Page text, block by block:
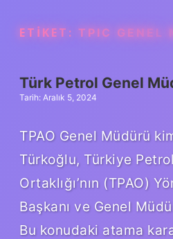
ETIKET: TPIC GENEL
Türk Petrol Genel
Tarih: Aralık 5, 2024
TPAO Genel Müdürü
Türkoğlu, Türkiye
Ortaklığı’nın (TPAO)
Başkanı ve Genel
Bu konudaki atama